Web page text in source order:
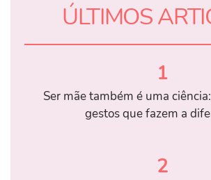
ÚLTIMOS
1
Ser mãe também é uma
gestos que fazem a
2